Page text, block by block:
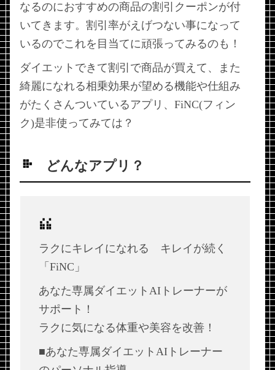
なるのにおすすめの商品の割引クーポンが付
いてきます。割引率がえげつない事になって
いるのでこれを目当てに頑張ってみるのも！
ダイエットできて割引で商品が買えて、また
綺麗になれる相乗効果が望める機能や仕組み
がたくさんついているアプリ、FiNC(フィン
ク)是非使ってみては？
どんなアプリ？
ラクにキレイになれる キレイが続く
「FiNC」
あなた専属ダイエットAIトレーナーが
サポート！
ラクに気になる体重や美容を改善！
■あなた専属ダイエットAIトレーナー